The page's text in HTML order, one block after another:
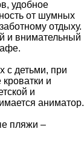
удобное
от шумных
отдыху.
и внимательный
с детьми, при
и
и
аниматор.
пляжи –